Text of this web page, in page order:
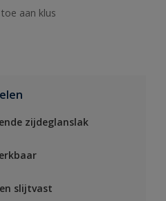
aan klus
zijdeglanslak
slijtvast